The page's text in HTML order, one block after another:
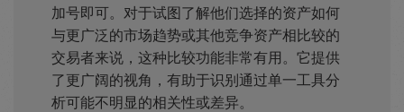
加号即可。对于试图了解他们选择的资产如何
与更广泛的市场趋势或其他竞争资产相比较的
交易者来说，这种比较功能非常有用。它提供
了更广阔的视角，有助于识别通过单一工具分
析可能不明显的相关性或差异。